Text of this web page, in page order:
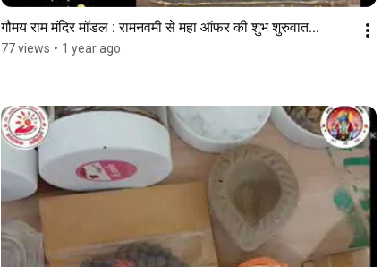
गौमय राम मंदिर मॉडल : रामनवमी से महा ऑफर की शुभ शुरुवात...
77 views • 1 year ago